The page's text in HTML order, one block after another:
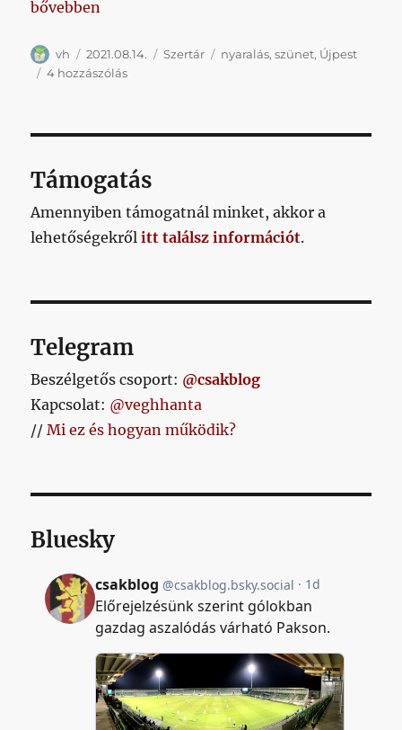
„Nyaralás > Kispest, illetve”
bővebben
Szerző
vh Közzétéve
2021.08.14. Kategória
Szertár Címke
nyaralás,szünet, Újpest
4 hozzászólásNyaralás
bejegyzéshez
Támogatás
Amennyiben támogatnál minket, akkor a
lehetőségekrőlitt találsz információt.
Telegram
Beszélgetős csoport: @csakblog
Kapcsolat: @veghhanta
//Mi ez és hogyan működik?
Bluesky